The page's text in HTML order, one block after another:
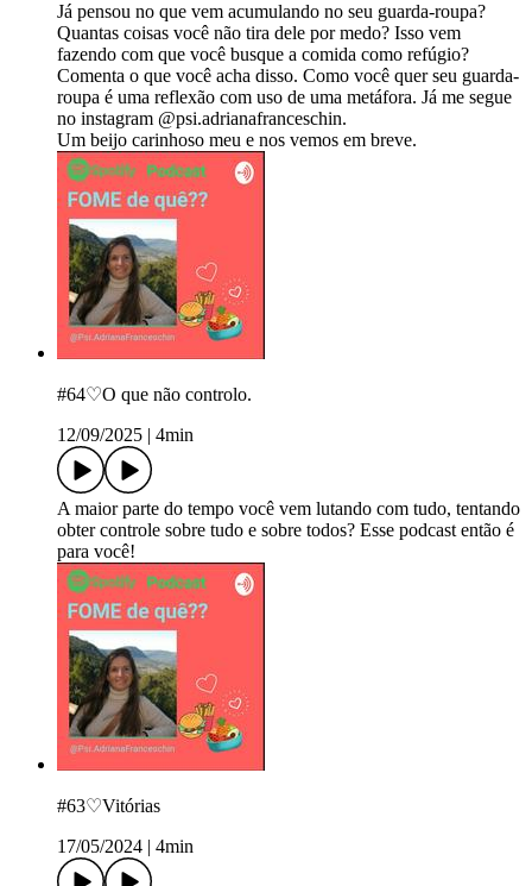
Já pensou no que vem acumulando no seu guarda-roupa?
Quantas coisas você não tira dele por medo? Isso vem
fazendo com que você busque a comida como refúgio?
Comenta o que você acha disso. Como você quer seu guarda-
roupa é uma reflexão com uso de uma metáfora. Já me segue
no instagram @psi.adrianafranceschin.
Um beijo carinhoso meu e nos vemos em breve.
#64♡O que não controlo.
12/09/2025
4min
A maior parte do tempo você vem lutando com tudo, tentando
obter controle sobre tudo e sobre todos? Esse podcast então é
para você!
#63♡Vitórias
17/05/2024
4min